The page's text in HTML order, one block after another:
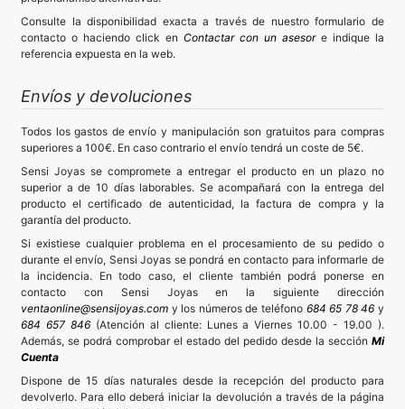
Consulte la disponibilidad exacta a través de nuestro formulario de
contacto o haciendo click en Contactar con un asesor e indique la
referencia expuesta en la web.
Envíos y devoluciones
Todos los gastos de envío y manipulación son gratuitos para compras
superiores a 100€. En caso contrario el envío tendrá un coste de 5€.
Sensi Joyas se compromete a entregar el producto en un plazo no
superior a de 10 días laborables. Se acompañará con la entrega del
producto el certificado de autenticidad, la factura de compra y la
garantía del producto.
Si existiese cualquier problema en el procesamiento de su pedido o
durante el envío, Sensi Joyas se pondrá en contacto para informarle de
la incidencia. En todo caso, el cliente también podrá ponerse en
contacto con Sensi Joyas en la siguiente dirección
ventaonline@sensijoyas.com y los números de teléfono 684 65 78 46 y
684 657 846(Atención al cliente: Lunes a Viernes 10.00 - 19.00 ).
Además, se podrá comprobar el estado del pedido desde la sección Mi
Cuenta
Dispone de 15 días naturales desde la recepción del producto para
devolverlo. Para ello deberá iniciar la devolución a través de la página